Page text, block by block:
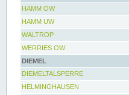
HAMM OW
HAMM UW
WALTROP
WERRIES OW
DIEMEL
DIEMELTALSPERRE
HELMINGHAUSEN